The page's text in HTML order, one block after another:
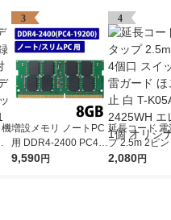
機
3
増設メモリ ノートPC
用 DDR4-2400 PC4-1
9200 8GB S.O.DIMM
9,590円
4
延長コード 電
プ 2.5m 2ピ
スイッチ付 雷
2,080円